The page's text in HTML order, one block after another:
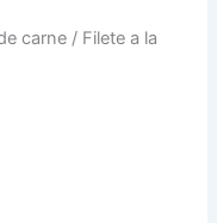
carne / Filete a la